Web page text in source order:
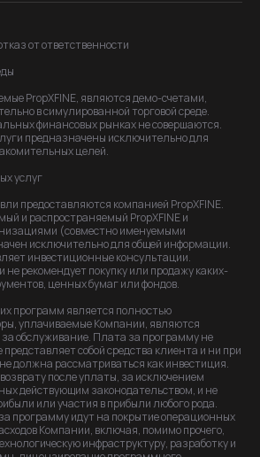
от ответственности
PropXFINE, являются демо-счетами,
в симулированной торговой среде.
финансовых рынках не совершаются.
предназначены исключительно для
целей.
услуг
предоставляются компанией PropXFINE.
и распространяемый PropXFINE и
(совместно именуемыми
исключительно для общей информации.
инвестиционные консультации.
не рекомендует покупку или продажу каких-
ценных бумаг или фондов.
программ является полностью
уплачиваемые Компании, являются
обслуживание. Плата за программу не
собой средства клиента и ни при
должна рассматриваться как инвестиция.
после уплаты, за исключением
действующим законодательством, и не
или участия в прибыли любого рода.
программу идут на покрытие операционных
Компании, включая, помимо прочего,
инфраструктуру, разработку и